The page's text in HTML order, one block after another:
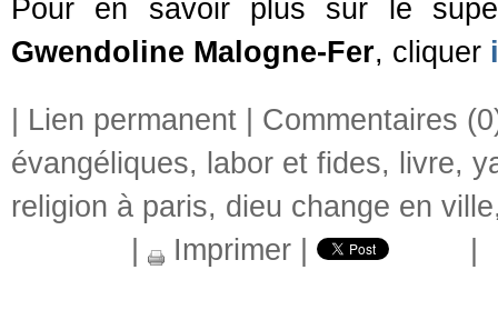
Pour en savoir plus sur le
Gwendoline Malogne-Fer, cliquer
Lien permanent
Commentaires
évangéliques, labor et fides, livre,
religion à paris, dieu change en ville
Imprimer